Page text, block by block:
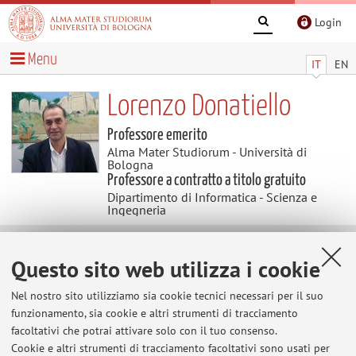
Questo sito web utilizza i cookie
Nel nostro sito utilizziamo sia cookie tecnici necessari per il suo
funzionamento, sia cookie e altri strumenti di tracciamento
facoltativi che potrai attivare solo con il tuo consenso.
Cookie e altri strumenti di tracciamento facoltativi sono usati per
Login
IT EN
Menu
Lorenzo Donatiello
Professore emerito
Alma Mater Studiorum - Università di
Bologna
Professore a contratto a titolo gratuito
Dipartimento di Informatica - Scienza e
Ingegneria
Didattica
Insegnamenti
Appelli
d'esame